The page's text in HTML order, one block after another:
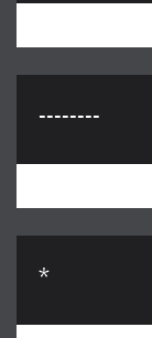
--------
*